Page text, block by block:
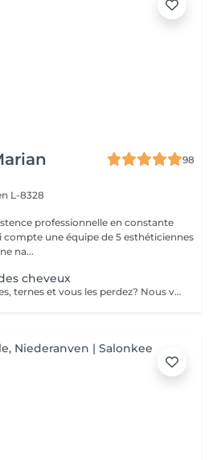
98
L-8328
professionnelle en constante
une équipe de 5 esthéticiennes
na...
cheveux
Vos cheveux sont fragiles, ternes et vous les perdez? Nous vous proposons une cure de 2 semaines (dont 6 applications au total) dans notre institut. - Application d'un shampoing riche en Cell Supporting molecules qui fortifie la racine capillaire et active la pousse du cheveu - Pénétration des actifs grâce aux ultrasons - Application d'un conditionner pour des cheveux souples et brillants - Application d'un sérum riche en Cell Supporting molecules et en Redensyl pour une chevelure pleine de vitalité et volumineuse. Le sérum renforce le métabolisme de la racine des cheveux et en favorise la repousse.